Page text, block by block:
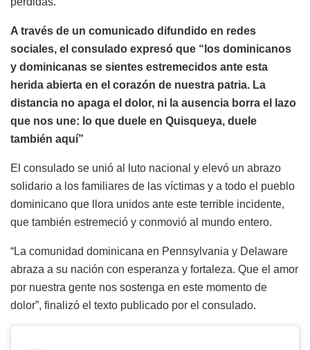
A través de un comunicado difundido en redes
sociales, el consulado expresó que “los dominicanos
y dominicanas se sientes estremecidos ante esta
herida abierta en el corazón de nuestra patria. La
distancia no apaga el dolor, ni la ausencia borra el lazo
que nos une: lo que duele en Quisqueya, duele
también aquí”
El consulado se unió al luto nacional y elevó un abrazo
solidario a los familiares de las víctimas y a todo el pueblo
dominicano que llora unidos ante este terrible incidente,
que también estremeció y conmovió al mundo entero.
“La comunidad dominicana en Pennsylvania y Delaware
abraza a su nación con esperanza y fortaleza. Que el amor
por nuestra gente nos sostenga en este momento de
dolor”, finalizó el texto publicado por el consulado.